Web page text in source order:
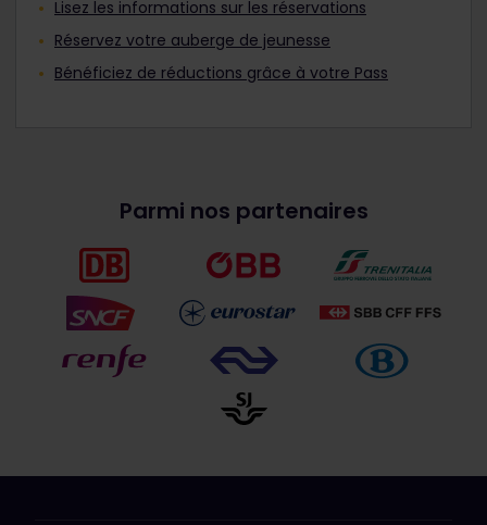
Lisez les informations sur les réservations
Réservez votre auberge de jeunesse
Bénéficiez de réductions grâce à votre Pass
Parmi nos partenaires